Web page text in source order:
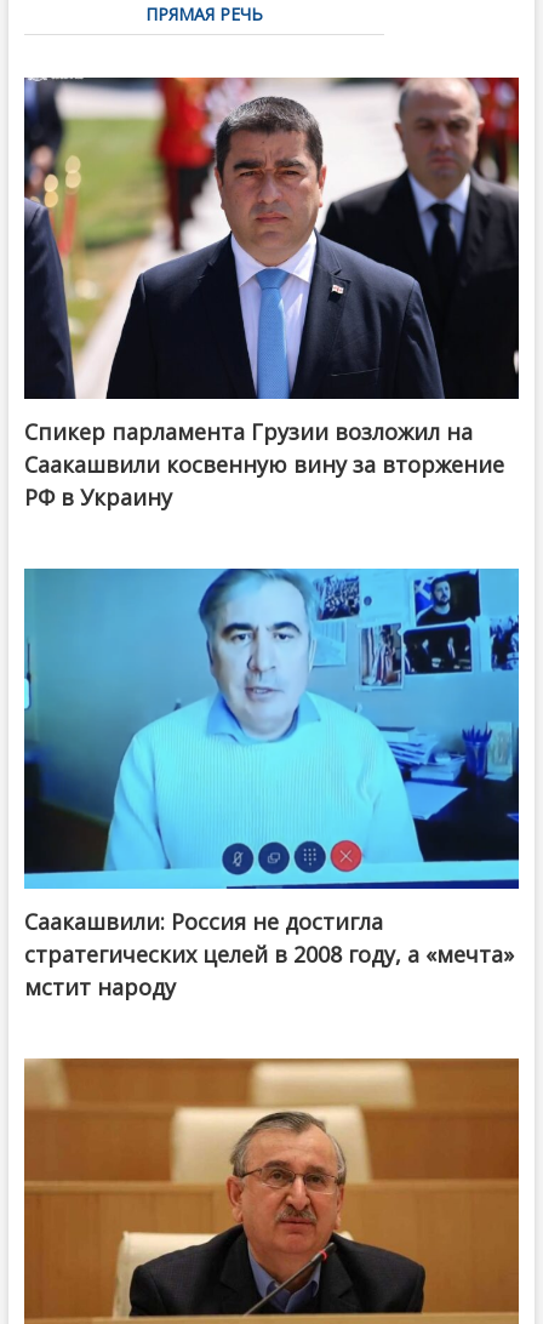
ПРЯМАЯ РЕЧЬ
Спикер парламента Грузии возложил на
Саакашвили косвенную вину за вторжение
РФ в Украину
Саакашвили: Россия не достигла
стратегических целей в 2008 году, а «мечта»
мстит народу